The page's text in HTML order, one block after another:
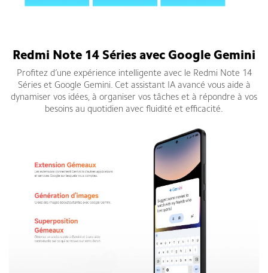
Redmi Note 14 Séries avec Google Gemini
Profitez d’une expérience intelligente avec le Redmi Note 14
Séries et Google Gemini. Cet assistant IA avancé vous aide à
dynamiser vos idées, à organiser vos tâches et à répondre à vos
besoins au quotidien avec fluidité et efficacité.